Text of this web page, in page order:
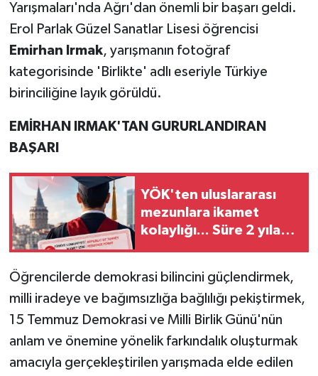
Yarışmaları'nda Ağrı'dan önemli bir başarı geldi.
Erol Parlak Güzel Sanatlar Lisesi öğrencisi
Emirhan Irmak, yarışmanın fotoğraf
kategorisinde 'Birlikte' adlı eseriyle Türkiye
birinciliğine layık görüldü.
EMİRHAN IRMAK'TAN GURURLANDIRAN
BAŞARI
YÖK'ten uluslararası
mezunlara ikamet
kolaylığı... Süre 2 yıla
Öğrencilerde demokrasi bilincini güçlendirmek,
milli iradeye ve bağımsızlığa bağlılığı pekiştirmek,
15 Temmuz Demokrasi ve Milli Birlik Günü'nün
anlam ve önemine yönelik farkındalık oluşturmak
amacıyla gerçekleştirilen yarışmada elde edilen